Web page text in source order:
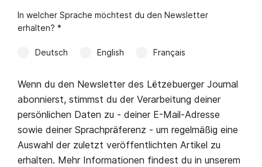
In welcher Sprache möchtest du den Newsletter
erhalten? *
Deutsch English Français
Wenn du den Newsletter des Lëtzebuerger Journal
abonnierst, stimmst du der Verarbeitung deiner
persönlichen Daten zu - deiner E-Mail-Adresse
sowie deiner Sprachpräferenz - um regelmäßig eine
Auswahl der zuletzt veröffentlichten Artikel zu
erhalten. Mehr Informationen findest du in unserem